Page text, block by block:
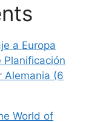
a Europa
Planificación
Alemania (6
World of